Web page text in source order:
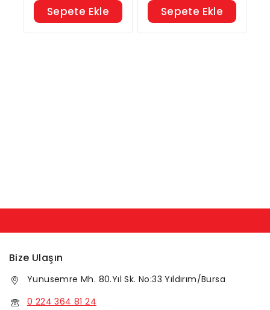
Sepete Ekle Sepete Ekle
Bize Ulaşın
Yunusemre Mh. 80.Yıl Sk. No:33 Yıldırım/Bursa
0 224 364 81 24